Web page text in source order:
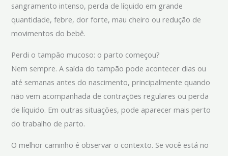
sangramento intenso, perda de líquido em grande
quantidade, febre, dor forte, mau cheiro ou redução de
movimentos do bebê.
Perdi o tampão mucoso: o parto começou?
Nem sempre. A saída do tampão pode acontecer dias ou
até semanas antes do nascimento, principalmente quando
não vem acompanhada de contrações regulares ou perda
de líquido. Em outras situações, pode aparecer mais perto
do trabalho de parto.
O melhor caminho é observar o contexto. Se você está no